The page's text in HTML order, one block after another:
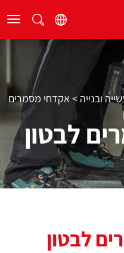
ובנייה> אקדחי מסמרים
לבטון
לבטון